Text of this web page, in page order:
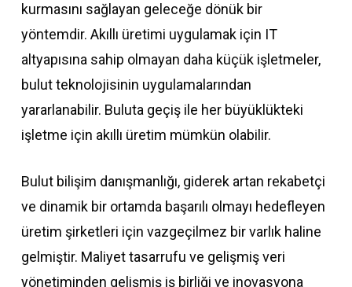
kurmasını sağlayan geleceğe dönük bir
yöntemdir. Akıllı üretimi uygulamak için IT
altyapısına sahip olmayan daha küçük işletmeler,
bulut teknolojisinin uygulamalarından
yararlanabilir. Buluta geçiş ile her büyüklükteki
işletme için akıllı üretim mümkün olabilir.
Bulut bilişim danışmanlığı, giderek artan rekabetçi
ve dinamik bir ortamda başarılı olmayı hedefleyen
üretim şirketleri için vazgeçilmez bir varlık haline
gelmiştir. Maliyet tasarrufu ve gelişmiş veri
yönetiminden gelişmiş iş birliği ve inovasyona